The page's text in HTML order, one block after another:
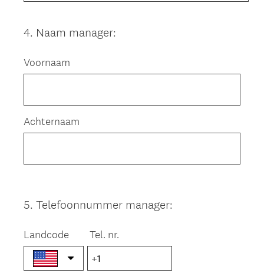
Question
4. Naam manager:
Voornaam
Achternaam
Question
5. Telefoonnummer manager:
Landcode Tel. nr.